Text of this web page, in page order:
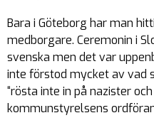
Bara i Göteborg har man
medborgare. Ceremonin i
svenska men det var
inte förstod mycket av vad
“rösta inte in på nazister
kommunstyrelsens